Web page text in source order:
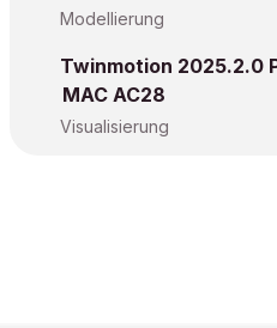
Modellierung
Twinmotion 2025.2.0
MAC AC28
Visualisierung